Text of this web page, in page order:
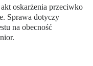
oskarżenia przeciwko
Sprawa dotyczy
na obecność